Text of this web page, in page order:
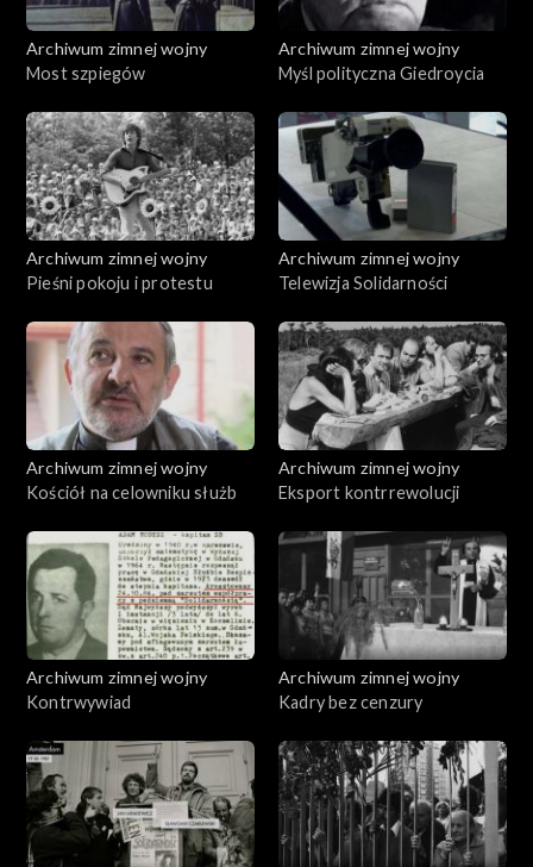
Archiwum zimnej wojny
Most szpiegów
Archiwum zimnej wojny
Myśl polityczna Giedroycia
Archiwum zimnej wojny
Pieśni pokoju i protestu
Archiwum zimnej wojny
Telewizja Solidarności
Archiwum zimnej wojny
Kościół na celowniku służb
Archiwum zimnej wojny
Eksport kontrrewolucji
Archiwum zimnej wojny
Kontrwywiad
Archiwum zimnej wojny
Kadry bez cenzury